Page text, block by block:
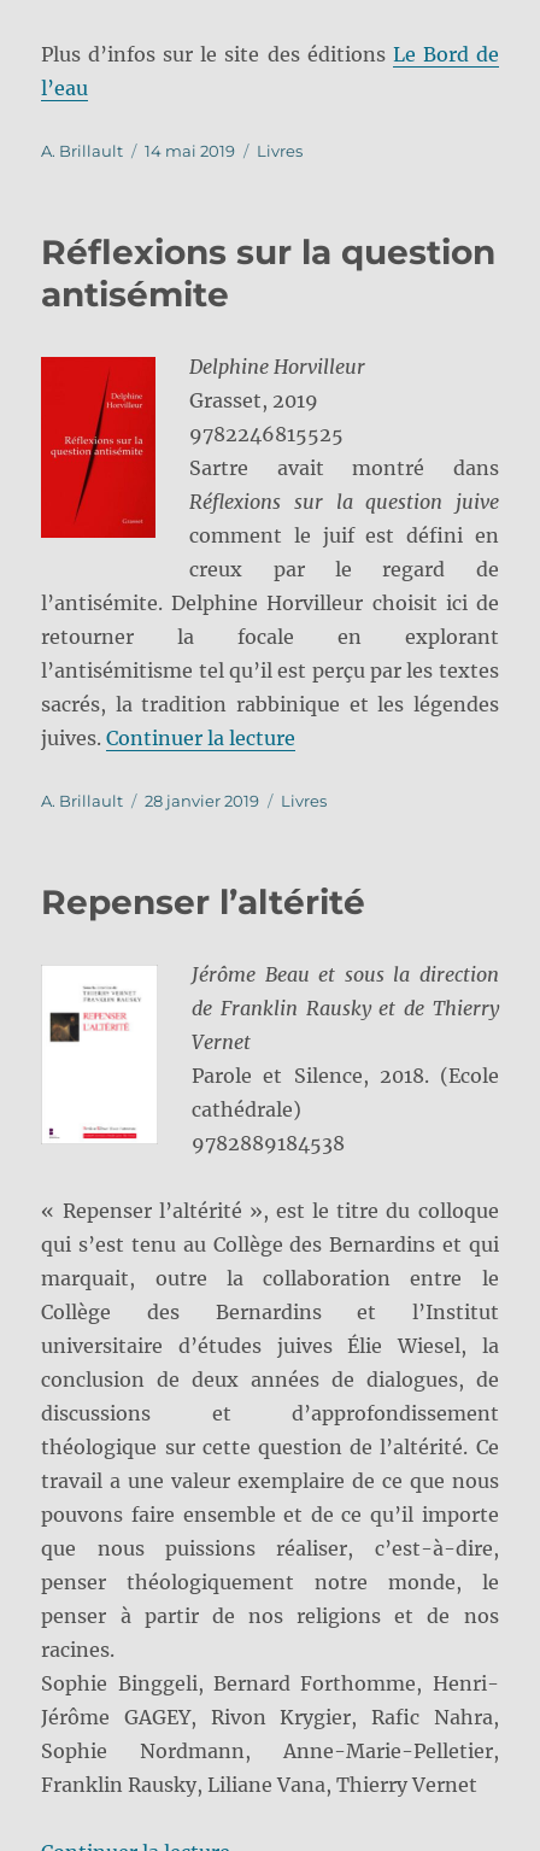
Plus d’infos sur le site des éditions Le Bord de
l’eau
Auteur
A. Brillault
Publié
14 mai 2019 Catégories
Livres
Réflexions sur la question
antisémite
Delphine Horvilleur
Grasset, 2019
9782246815525
Sartre avait montré dans
Réflexions sur la question juive
comment le juif est défini en
creux par le regard de
l’antisémite. Delphine Horvilleur choisit ici de
retourner la focale en explorant
l’antisémitisme tel qu’il est perçu par les textes
sacrés, la tradition rabbinique et les légendes
juives.Continuer la lecture
Auteur
A. Brillault
Publié
28 janvier 2019 Catégories
Livres
Repenser l’altérité
Jérôme Beau et sous la direction
de Franklin Rausky et de Thierry
Vernet
Parole et Silence, 2018. (Ecole
cathédrale)
9782889184538
« Repenser l’altérité », est le titre du colloque
qui s’est tenu au Collège des Bernardins et qui
marquait, outre la collaboration entre le
Collège des Bernardins et l’Institut
universitaire d’études juives Élie Wiesel, la
conclusion de deux années de dialogues, de
discussions et d’approfondissement
théologique sur cette question de l’altérité. Ce
travail a une valeur exemplaire de ce que nous
pouvons faire ensemble et de ce qu’il importe
que nous puissions réaliser, c’est-à-dire,
penser théologiquement notre monde, le
penser à partir de nos religions et de nos
racines.
Sophie Binggeli, Bernard Forthomme, Henri-
Jérôme GAGEY, Rivon Krygier, Rafic Nahra,
Sophie Nordmann, Anne-Marie-Pelletier,
Franklin Rausky, Liliane Vana, Thierry Vernet